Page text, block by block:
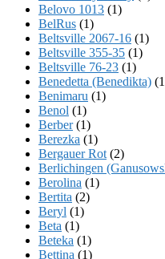
Belovo 1013 (1)
BelRus (1)
Beltsville 2067-16 (1)
Beltsville 355-35 (1)
Beltsville 76-23 (1)
Benedetta (Benedikta)
Benimaru (1)
Benol (1)
Berber(1)
Berezka (1)
Bergauer Rot (2)
Berlichingen
Berolina (1)
Bertita (2)
Beryl (1)
Beta (1)
Beteka (1)
Bettina (1)